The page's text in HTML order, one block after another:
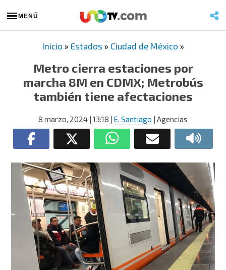
MENÚ
Inicio » Estados » Ciudad de México »
Metro cierra estaciones por
marcha 8M en CDMX; Metrobús
también tiene afectaciones
8 marzo, 2024 | 13:18 | E. Santiago | Agencias